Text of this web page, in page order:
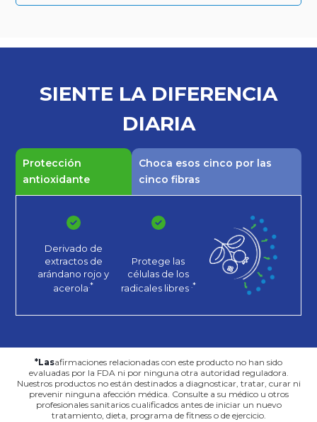
SIENTE LA DIFERENCIA
DIARIA
Protección
antioxidante
Choca esos cinco por las
cinco fibras
Derivado de
extractos de
arándano rojo y
acerola.*
Protege las
células de los
radicales libres .*
*Lasafirmaciones relacionadas con este producto no han sido
evaluadas por la FDA ni por ninguna otra autoridad reguladora.
Nuestros productos no están destinados a diagnosticar, tratar, curar ni
prevenir ninguna afección médica. Consulte a su médico u otros
profesionales sanitarios cualificados antes de iniciar un nuevo
tratamiento, dieta, programa de fitness o de ejercicio.